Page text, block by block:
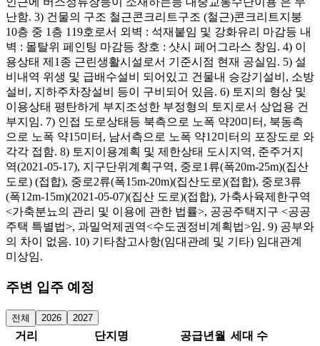
난함. 3) 건물의 구조 철근콘크리트구조 (철근)콘크리트지붕
10층 중 1층 119호로서 외벽 : 석재붙임 및 강화유리 마감등 내
벽 : 몰탈위 페인팅 마감등 창호 : 샷시 페어그라스 창임. 4) 이
용상태 제1종 근린생활시설로서 기준시점 현재 공실임. 5) 설
비내역 위생 및 급배수설비 되어있고 건물내 승강기설비, 소방
설비, 지하주차장설비 등이 구비되어 있음. 6) 토지의 형상 및
이용상태 평탄하게 부지조성한 부정형의 토지로서 상업용 건
부지임. 7) 인접 도로상태등 북측으로 노폭 약20미터, 북동측
으로 노폭 약15미터, 남서측으로 노폭 약12미터의 포장도로 와
각각 접함. 8) 토지이용계획 및 제한상태 도시지역, 준주거지
역(2021-05-17), 지구단위계획구역, 중로1류(폭20m-25m)(집산
도로) (접합), 중로2류(폭15m-20m)(집산도로)(접합), 중로3류
(폭12m-15m)(2021-05-07)(집산 도로)(접합), 가축사육제한구역
<가축분뇨의 관리 및 이용에 관한 법률>, 공공주택지구 <공공
주택 특별법>, 과밀억제권역<수도권정비계획법>임. 9) 공부와
의 차이 없음. 10) 기타참고사항(임대관례 및 기타) 임대관계
미상임.
주변 입주 예정
전체 2026 2027
거리 단지명 공급년월 세대 수